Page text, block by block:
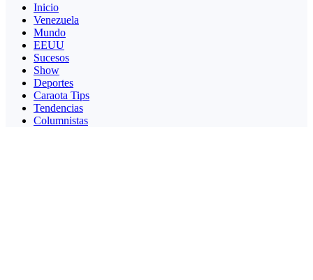
Inicio
Venezuela
Mundo
EEUU
Sucesos
Show
Deportes
Caraota Tips
Tendencias
Columnistas